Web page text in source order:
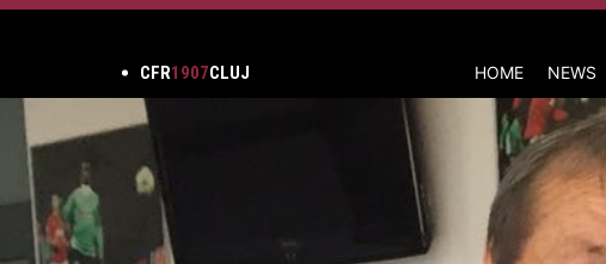
CFR1907CLUJ HOME NEWS